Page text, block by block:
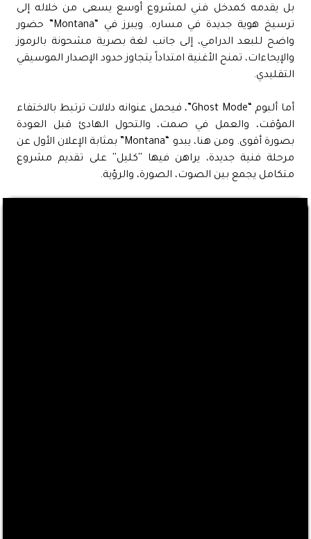
بل يقدمه كمدخل فني لمشروع أوسع يسعى من خلاله إلى
ترسيخ هوية جديدة في مساره. ويبرز في “Montana” حضور
واضح للبعد الدرامي، إلى جانب لغة بصرية مشحونة بالرموز
والإيحاءات، تمنح الأغنية امتداداً يتجاوز حدود الإصدار الموسيقي
التقليدي.
أما ألبوم “Ghost Mode”، فيحمل عنوانه دلالات ترتبط بالاختفاء
المؤقت، والعمل في صمت، والتحول الهادئ قبل العودة
بصورة أقوى. ومن هنا، يبدو “Montana” بمثابة الإعلان الأول عن
مرحلة فنية جديدة، يراهن فيها ''كليل'' على تقديم مشروع
متكامل يجمع بين الصوت، الصورة، والرؤية.